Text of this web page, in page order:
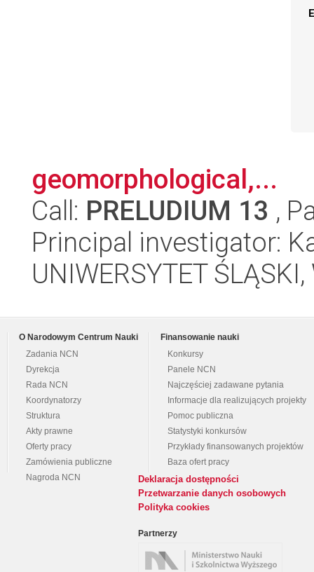
geomorphological,...
Call: PRELUDIUM 13 ,
Principal investigator:
UNIWERSYTET
O Narodowym Centrum Nauki
Zadania NCN
Dyrekcja
Rada NCN
Koordynatorzy
Struktura
Akty prawne
Oferty pracy
Zamówienia publiczne
Nagroda NCN
Finansowanie nauki
Konkursy
Panele NCN
Najczęściej zadawane pytania
Informacje dla realizujących projekty
Pomoc publiczna
Statystyki konkursów
Przykłady finansowanych projektów
Baza ofert pracy
Deklaracja dostępności
Przetwarzanie danych osobowych
Polityka cookies
Partnerzy